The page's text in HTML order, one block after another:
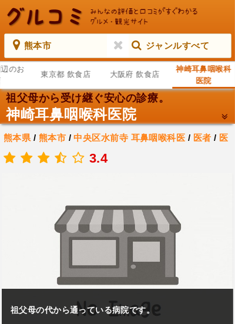
熊本市 ジャンルすべて
のお
東京都 飲食店 大阪府 飲食店
神崎耳鼻咽喉科
医院
祖父母から受け継ぐ安心の診療。
神崎耳鼻咽喉科医院
熊本県 / 熊本市 /中央区水前寺 耳鼻咽喉科医 / 医者 / 医
.
3.4
祖父母の代から通っている病院です。